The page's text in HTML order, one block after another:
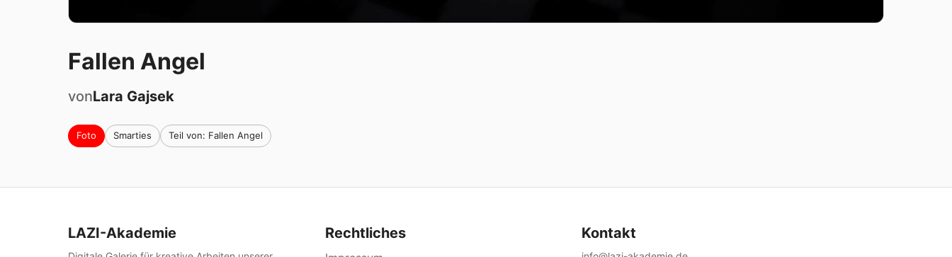
Fallen Angel
vonLara Gajsek
Foto Smarties Teil von: Fallen Angel
LAZI-Akademie Rechtliches Kontakt